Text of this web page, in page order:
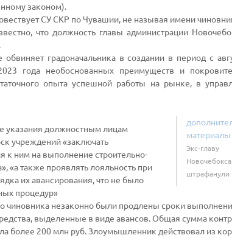
законом).
СУ СКР по Чувашии, не называя имени
что должность главы администрации
обвиняет градоначальника в создании в период с
года необоснованных преимуществ и
опыта успешной работы на рынке, в
материалы
Экс-главу
штрафанули
указания должностным лицам
учреждений «заключать
к ним на выполнение строительно-
«а также проявлять лояльность при
их авансирования, что не было
процедур»
чиновника незаконно были продлены сроки
выделенные в виде авансов. Общая сумма
более 200 млн руб. Злоумышленник действовал из